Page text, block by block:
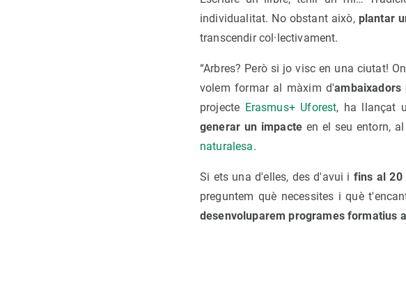
individualitat. No obstant això, plantar
transcendir col·lectivament.
“Arbres? Però si jo visc en una ciutat!
volem formar al màxim d'
projecte Erasmus+ Uforest, ha llançat
generar un impacte en el seu entorn,
naturalesa.
Si ets una d'elles, des d'avui i fins al 20
preguntem què necessites i què
desenvoluparem programes formatius